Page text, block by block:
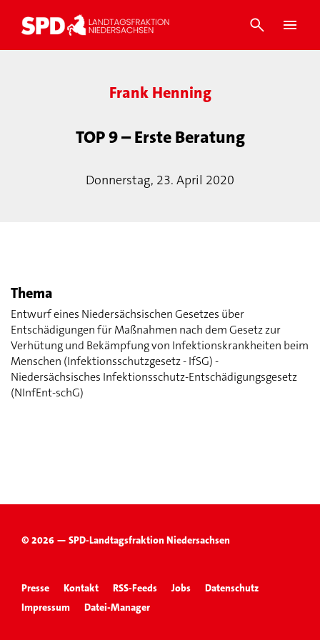
Frank Henning
TOP 9 – Erste Beratung
Donnerstag, 23. April 2020
Thema
Entwurf eines Niedersächsischen Gesetzes über
Entschädigungen für Maßnahmen nach dem Gesetz zur
Verhütung und Bekämpfung von Infektionskrankheiten beim
Menschen (Infektionsschutzgesetz - IfSG) -
Niedersächsisches Infektionsschutz-Entschädigungsgesetz
(NInfEnt-schG)
© 2026 — SPD-Landtagsfraktion Niedersachsen
Presse Kontakt RSS-Feeds Jobs
Datenschutz
Impressum
Datei-Manager